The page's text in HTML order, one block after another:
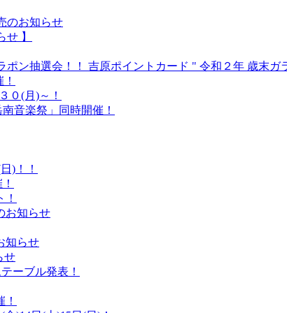
のお知らせ
】
ン抽選会！！ 吉原ポイントカード " 令和２年 歳末ガ
(月)～！
音楽祭」同時開催！
)！！
お知らせ
知らせ
せ
ーブル発表！